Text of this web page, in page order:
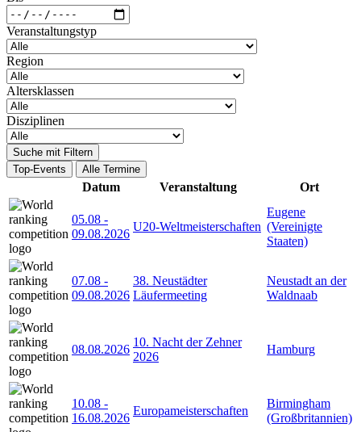
Veranstaltungstyp
Region
Altersklassen
Disziplinen
Suche mit Filtern
Top-Events
Alle Termine
Datum Veranstaltung Ort
05.08 -
09.08.2026
U20-Weltmeisterschaften
Eugene
(Vereinigte
Staaten)
07.08 -
09.08.2026
38. Neustädter
Läufermeeting
Neustadt an der
Waldnaab
08.08.2026
10. Nacht der Zehner
2026
Hamburg
10.08 -
16.08.2026
Europameisterschaften
Birmingham
(Großbritannien)